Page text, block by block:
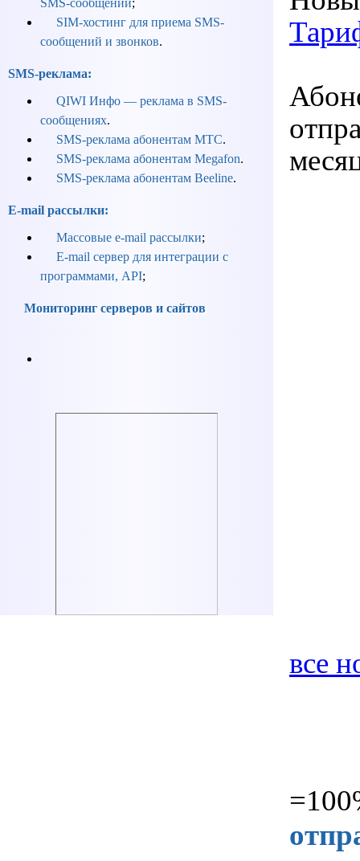
SMS-сообщений;
SIM-хостинг для приема SMS-
сообщений и звонков.
SMS-реклама:
QIWI Инфо — реклама в SMS-
сообщениях.
SMS-реклама абонентам МТС.
SMS-реклама абонентам Megafon.
SMS-реклама абонентам Beeline.
E-mail рассылки:
Массовые e-mail рассылки;
E-mail сервер для интеграции с
программами, API;
Мониторинг серверов и сайтов
все